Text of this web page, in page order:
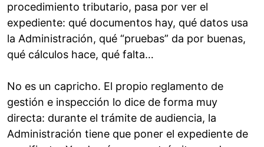
procedimiento tributario, pasa por ver el
expediente: qué documentos hay, qué datos usa
la Administración, qué “pruebas” da por buenas,
qué cálculos hace, qué falta…
No es un capricho. El propio reglamento de
gestión e inspección lo dice de forma muy
directa: durante el trámite de audiencia, la
Administración tiene que poner el expediente de